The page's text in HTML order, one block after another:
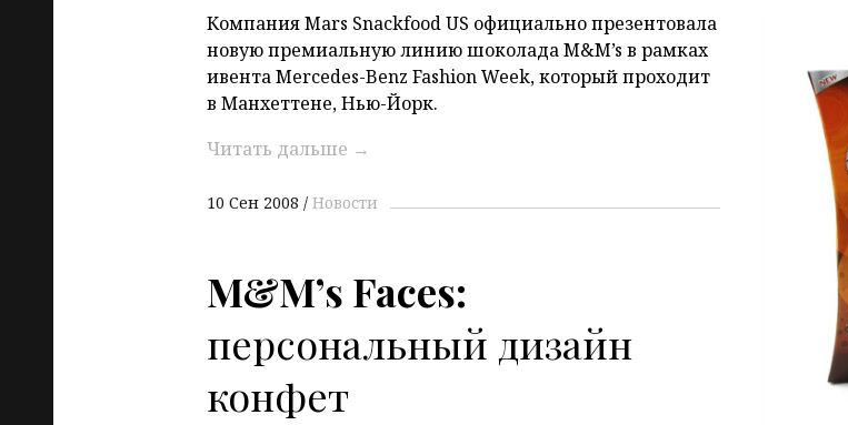
Компания Mars Snackfood US официально презентовала
новую премиальную линию шоколада M&M’s в рамках
ивента Mercedes-Benz Fashion Week, который проходит
в Манхеттене, Нью-Йорк.
Читать дальше →
10 Сен 2008 Новости
M&M’s Faces:
персональный дизайн
конфет